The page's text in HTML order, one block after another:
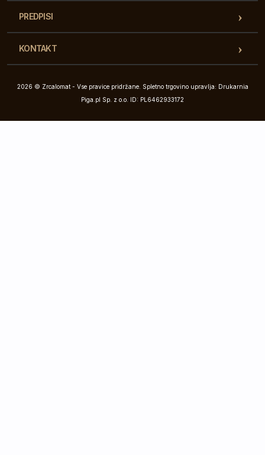
PREDPISI
KONTAKT
2026 © Zrcalomat - Vse pravice pridržane. Spletno trgovino upravlja: Drukarnia
Piga.pl Sp. z o.o. ID: PL6462933172